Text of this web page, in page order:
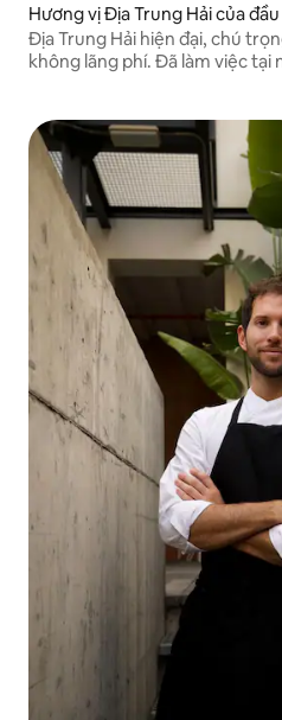
Hương vị Địa Trung Hải của
Địa Trung Hải hiện đại, chú
không lãng phí. Đã làm việc tại